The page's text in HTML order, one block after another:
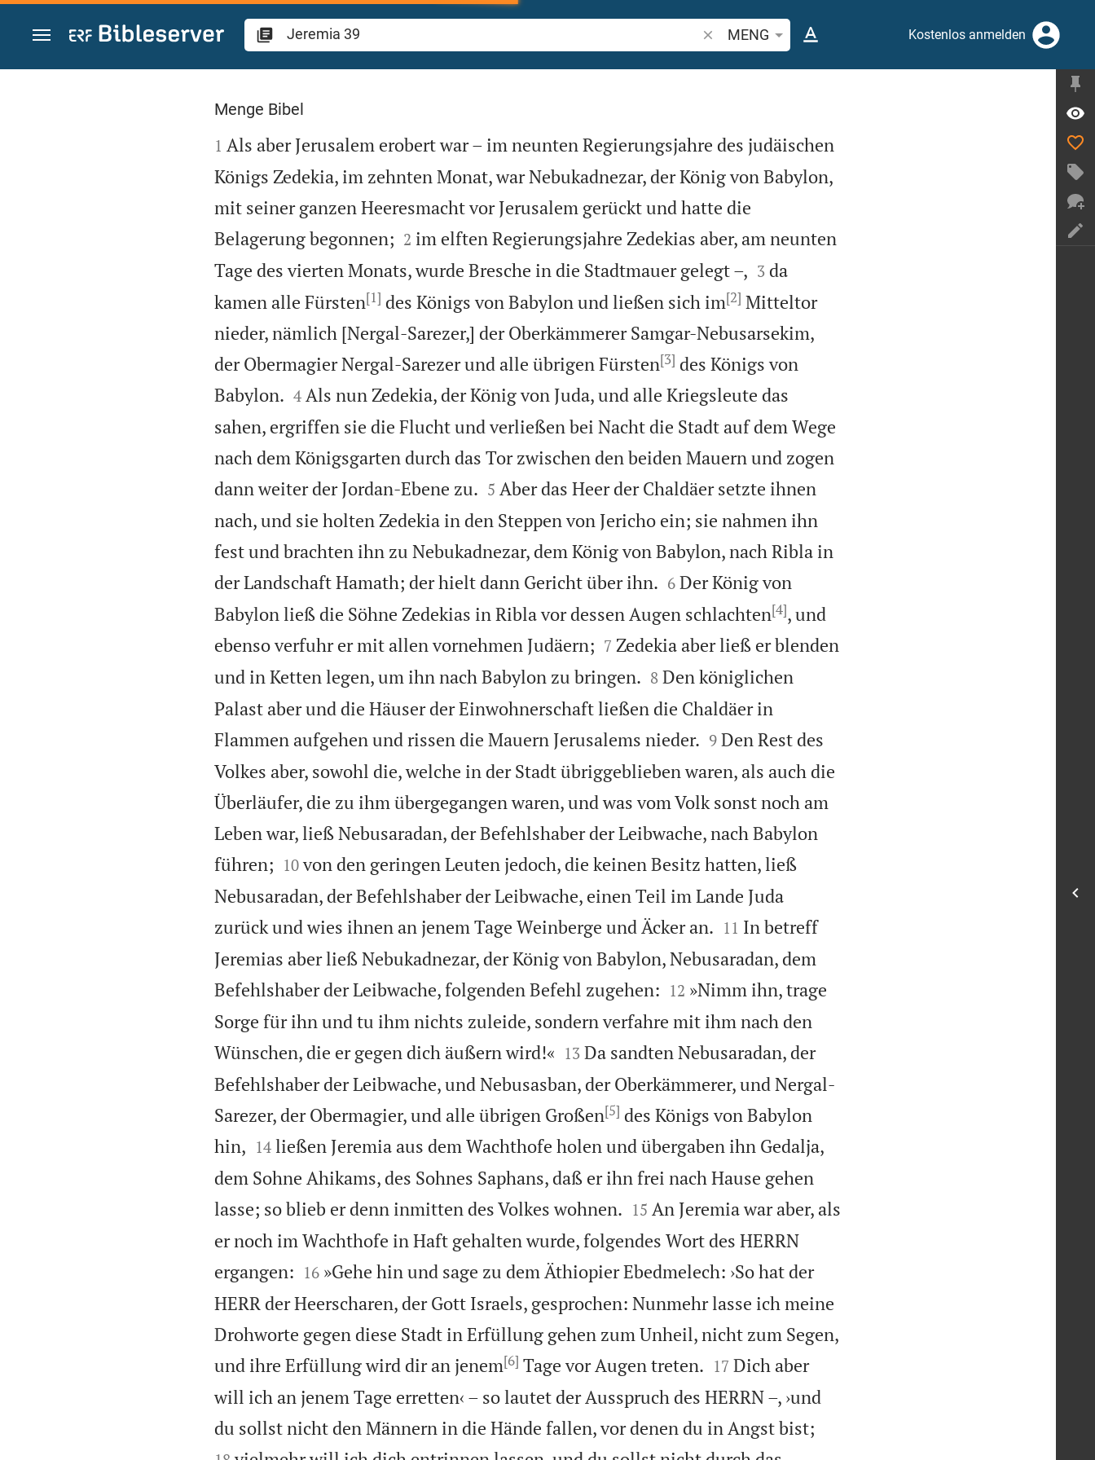
Zum Inhalt springen
Bibelstelle oder Begriff suchen
MENG Kostenlos anmelden
Jeremia 39
Menge Bibel

1 Als aber Jerusalem erobert war – im neunten Regierungsjahre des judäischen
Königs Zedekia, im zehnten Monat, war Nebukadnezar, der König von Babylon,
mit seiner ganzen Heeresmacht vor Jerusalem gerückt und hatte die
Belagerung begonnen;
2 im elften Regierungsjahre Zedekias aber, am neunten
Tage des vierten Monats, wurde Bresche in die Stadtmauer gelegt –,
3 da
kamen alle Fürsten[1] des Königs von Babylon und ließen sich im[2] Mitteltor
nieder, nämlich [Nergal-Sarezer,] der Oberkämmerer Samgar-Nebusarsekim,
der Obermagier Nergal-Sarezer und alle übrigen Fürsten[3] des Königs von
Babylon.
4 Als nun Zedekia, der König von Juda, und alle Kriegsleute das
sahen, ergriffen sie die Flucht und verließen bei Nacht die Stadt auf dem Wege
nach dem Königsgarten durch das Tor zwischen den beiden Mauern und zogen
dann weiter der Jordan-Ebene zu.
5 Aber das Heer der Chaldäer setzte ihnen
nach, und sie holten Zedekia in den Steppen von Jericho ein; sie nahmen ihn
fest und brachten ihn zu Nebukadnezar, dem König von Babylon, nach Ribla in
der Landschaft Hamath; der hielt dann Gericht über ihn.
6 Der König von
Babylon ließ die Söhne Zedekias in Ribla vor dessen Augen schlachten[4], und
ebenso verfuhr er mit allen vornehmen Judäern;
7 Zedekia aber ließ er blenden
und in Ketten legen, um ihn nach Babylon zu bringen.
8 Den königlichen
Palast aber und die Häuser der Einwohnerschaft ließen die Chaldäer in
Flammen aufgehen und rissen die Mauern Jerusalems nieder.
9 Den Rest des
Volkes aber, sowohl die, welche in der Stadt übriggeblieben waren, als auch die
Überläufer, die zu ihm übergegangen waren, und was vom Volk sonst noch am
Leben war, ließ Nebusaradan, der Befehlshaber der Leibwache, nach Babylon
führen;
10 von den geringen Leuten jedoch, die keinen Besitz hatten, ließ
Nebusaradan, der Befehlshaber der Leibwache, einen Teil im Lande Juda
zurück und wies ihnen an jenem Tage Weinberge und Äcker an.
11 In betreff
Jeremias aber ließ Nebukadnezar, der König von Babylon, Nebusaradan, dem
Befehlshaber der Leibwache, folgenden Befehl zugehen:
12 »Nimm ihn, trage
Sorge für ihn und tu ihm nichts zuleide, sondern verfahre mit ihm nach den
Wünschen, die er gegen dich äußern wird!«
13 Da sandten Nebusaradan, der
Befehlshaber der Leibwache, und Nebusasban, der Oberkämmerer, und Nergal-
Sarezer, der Obermagier, und alle übrigen Großen[5] des Königs von Babylon
hin,
14 ließen Jeremia aus dem Wachthofe holen und übergaben ihn Gedalja,
dem Sohne Ahikams, des Sohnes Saphans, daß er ihn frei nach Hause gehen
lasse; so blieb er denn inmitten des Volkes wohnen.
15 An Jeremia war aber, als
er noch im Wachthofe in Haft gehalten wurde, folgendes Wort des HERRN
ergangen:
16 »Gehe hin und sage zu dem Äthiopier Ebedmelech: ›So hat der
HERR der Heerscharen, der Gott Israels, gesprochen: Nunmehr lasse ich meine
Drohworte gegen diese Stadt in Erfüllung gehen zum Unheil, nicht zum Segen,
und ihre Erfüllung wird dir an jenem[6] Tage vor Augen treten.
17 Dich aber
will ich an jenem Tage erretten‹ – so lautet der Ausspruch des HERRN –, ›und
du sollst nicht den Männern in die Hände fallen, vor denen du in Angst bist;